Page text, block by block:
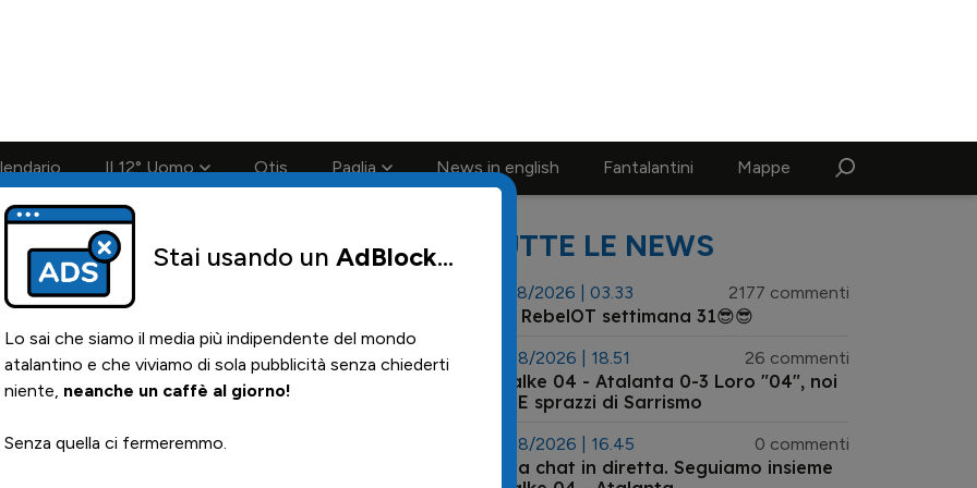
Il 12° Uomo Otis Paglia News in english Fantalantini Mappe
di Brasa
TUTTE LE NEWS
03/08/2026 | 03.33 2177 commenti
😎😎 RebelOT settimana 31😎😎
08/08/2026 | 18.51 26 commenti
Schalke 04 - Atalanta 0-3 Loro "04", noi
0-3. E sprazzi di Sarrismo
08/08/2026 | 16.45 0 commenti
Qui la chat in diretta. Seguiamo insieme
atalantino e che viviamo di sola pubblicità senza chiederti
niente,neanche un caffè al giorno!
Senza quella ci fermeremmo.
Ma noter a 'n mola mia (noi non molliamo). E tu?